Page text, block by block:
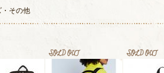
・ その他